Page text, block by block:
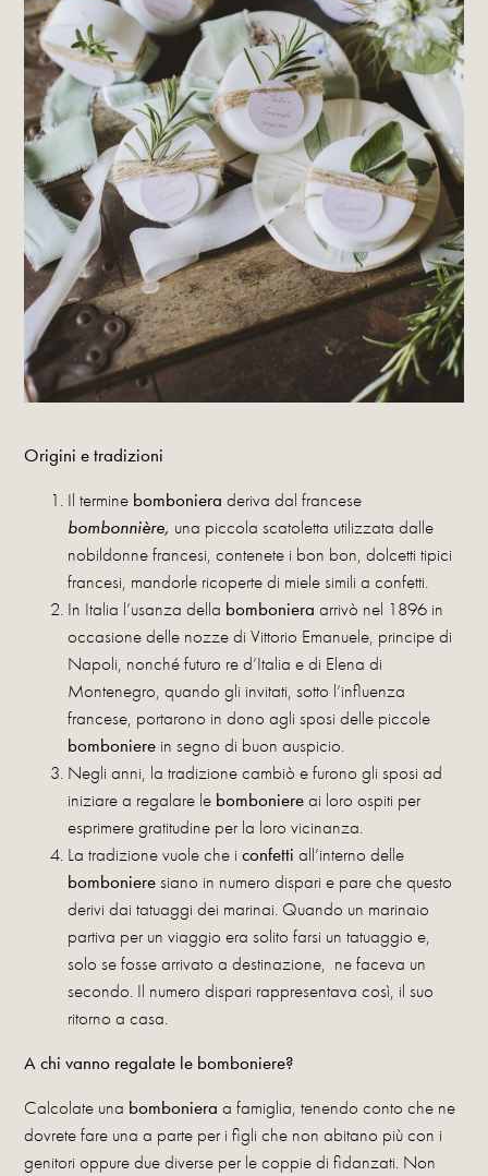
Origini e tradizioni
Il termine bomboniera deriva dal francese
bombonnière, una piccola scatoletta utilizzata dalle
nobildonne francesi, contenete i bon bon, dolcetti tipici
francesi, mandorle ricoperte di miele simili a confetti.
In Italia l’usanza della bomboniera arrivò nel 1896 in
occasione delle nozze di Vittorio Emanuele, principe di
Napoli, nonché futuro re d’Italia e di Elena di
Montenegro, quando gli invitati, sotto l’influenza
francese, portarono in dono agli sposi delle piccole
bomboniere in segno di buon auspicio.
Negli anni, la tradizione cambiò e furono gli sposi ad
iniziare a regalare le bomboniereai loro ospiti per
esprimere gratitudine per la loro vicinanza.
La tradizione vuole che iconfetti all’interno delle
bombonieresiano in numero dispari e pare che questo
derivi dai tatuaggi dei marinai. Quando un marinaio
partiva per un viaggio era solito farsi un tatuaggio e,
solo se fosse arrivato a destinazione, ne faceva un
secondo. Il numero dispari rappresentava così, il suo
ritorno a casa.
A chi vanno regalate le bomboniere?
Calcolate una bomboniera a famiglia, tenendo conto che ne
dovrete fare una a parte per i figli che non abitano più con i
genitori oppure due diverse per le coppie di fidanzati. Non